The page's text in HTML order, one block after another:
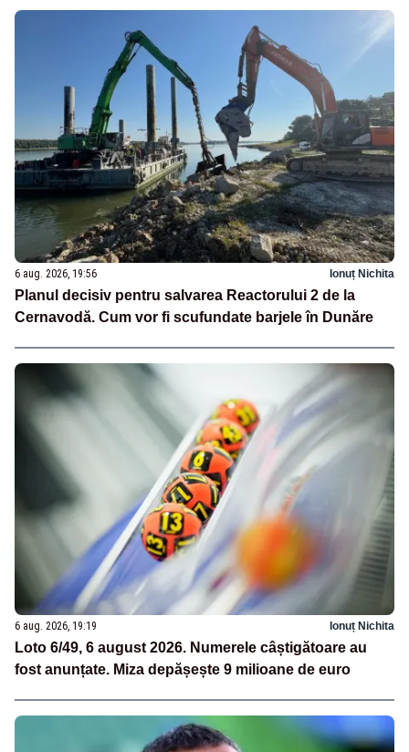
6 aug. 2026, 19:56 Ionuț Nichita
Planul decisiv pentru salvarea Reactorului 2 de la
Cernavodă. Cum vor fi scufundate barjele în Dunăre
6 aug. 2026, 19:19 Ionuț Nichita
Loto 6/49, 6 august 2026. Numerele câștigătoare au
fost anunțate. Miza depășește 9 milioane de euro